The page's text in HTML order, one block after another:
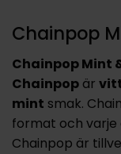
Chainpop
Chainpop Mint
Chainpop är
mint smak.
format och varje
Chainpop är